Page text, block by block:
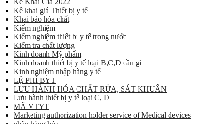
Kê Khai Giá 2022
Kê khai giá Thiết bị y tế
Khai báo hóa chất
Kiểm nghiệm
Kiểm nghiệm thiết bị y tế trong nước
Kiểm tra chất lượng
Kinh doanh Mỹ phẩm
Kinh doanh thiết bị y tế loại B,C,D cần gì
Kinh nghiệm nhập hàng y tế
LỆ PHÍ BYT
LƯU HÀNH HÓA CHẤT RỬA, SÁT KHUẨN
Lưu hành thiết bị y tế loại C, D
MÃ VTYT
Marketing authorization holder service of Medical devices